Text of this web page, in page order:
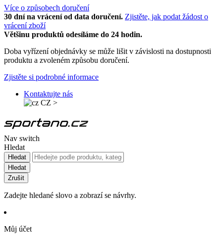
Více o způsobech doručení
30 dní na vrácení od data doručení. Zjistěte, jak podat žádost o
vrácení zboží
Většinu produktů odesíláme do 24 hodin.
Doba vyřízení objednávky se může lišit v závislosti na dostupnosti
produktu a zvoleném způsobu doručení.
Zjistěte si podrobné informace
Kontaktujte nás
CZ >
Nav switch
Hledat
Hledat
Hledat
Zrušit
Zadejte hledané slovo a zobrazí se návrhy.
Můj účet